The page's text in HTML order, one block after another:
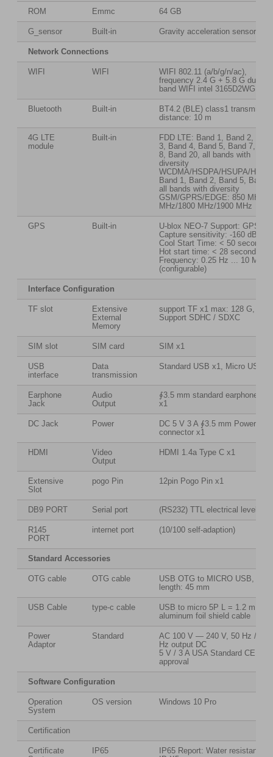
ROM Emmc 64 GB
G_sensor Built-in Gravity acceleration sensor
Network Connections
WIFI WIFI
WIFI 802.11 (a/b/g/n/ac),
frequency 2.4 G + 5.8 G dual
band WIFI intel 3165D2WG
Bluetooth Built-in
BT4.2 (BLE) class1
distance: 10 m
4G LTE
module
Built-in
FDD LTE: Band 1, Band 2,
3, Band 4, Band 5, Band 7,
8, Band 20, all bands with
diversity
WCDMA/HSDPA/HSUPA/
Band 1, Band 2, Band 5, Band
all bands with diversity
GSM/GPRS/EDGE: 850 MHz/
MHz/1800 MHz/1900 MHz
GPS Built-in
U-blox NEO-7 Support: GPS;
Capture sensitivity: -160 dBm;
Cool Start Time: < 50 second,
Hot start time: < 28 seconds,
Frequency: 0.25 Hz ... 10 MHz
(configurable)
Interface Configuration
TF slot
Extensive
External
Memory
support TF x1 max: 128 G,
Support SDHC / SDXC
SIM slot SIM card SIM x1
USB
interface
Data
transmission
Standard USB x1, Micro USB
Earphone
Jack
Audio
Output
∮3.5 mm standard earphone
x1
DC Jack Power
DC 5 V 3 A ∮3.5 mm Power
connector x1
HDMI
Video
Output
HDMI 1.4a Type C x1
Extensive
Slot
pogo Pin 12pin Pogo Pin x1
DB9 PORT Serial port (RS232) TTL electrical level
R145
PORT
internet port (10/100 self-adaption)
Standard Accessories
OTG cable OTG cable
USB OTG to MICRO USB,
length: 45 mm
USB Cable type-c cable
USB to micro 5P L = 1.2 m
aluminum foil shield cable
Power
Adaptor
Standard
AC 100 V — 240 V, 50 Hz / 60
Hz output DC
5 V / 3 A USA Standard CE
approval
Software Configuration
Operation
System
OS version Windows 10 Pro
Certification
Certificate
IP65
IP65 Report: Water resistance: